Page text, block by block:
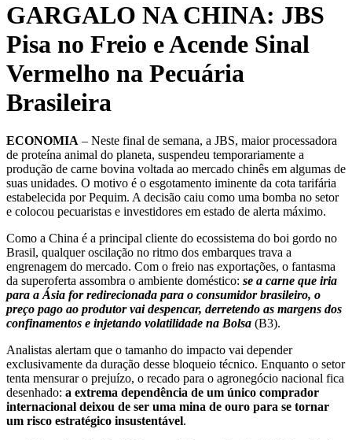
GARGALO NA CHINA: JBS
Pisa no Freio e Acende Sinal
Vermelho na Pecuária
Brasileira
ECONOMIA – Neste final de semana, a JBS, maior processadora
de proteína animal do planeta, suspendeu temporariamente a
produção de carne bovina voltada ao mercado chinês em algumas de
suas unidades. O motivo é o esgotamento iminente da cota tarifária
estabelecida por Pequim. A decisão caiu como uma bomba no setor
e colocou pecuaristas e investidores em estado de alerta máximo.
Como a China é a principal cliente do ecossistema do boi gordo no
Brasil, qualquer oscilação no ritmo dos embarques trava a
engrenagem do mercado. Com o freio nas exportações, o fantasma
da superoferta assombra o ambiente doméstico: se a carne que iria
para a Ásia for redirecionada para o consumidor brasileiro, o
preço pago ao produtor vai despencar, derretendo as margens dos
confinamentos e injetando volatilidade na Bolsa (B3).
Analistas alertam que o tamanho do impacto vai depender
exclusivamente da duração desse bloqueio técnico. Enquanto o setor
tenta mensurar o prejuízo, o recado para o agronegócio nacional fica
desenhado: a extrema dependência de um único comprador
internacional deixou de ser uma mina de ouro para se tornar
um risco estratégico insustentável.